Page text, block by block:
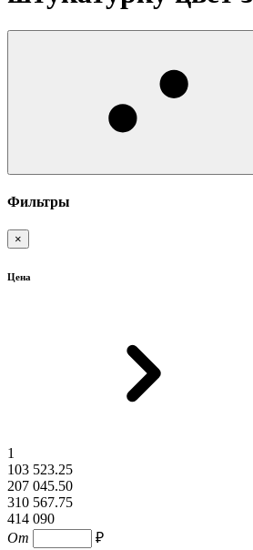
Фильтры
×
Цена
1
103 523.25
207 045.50
310 567.75
414 090
От
₽